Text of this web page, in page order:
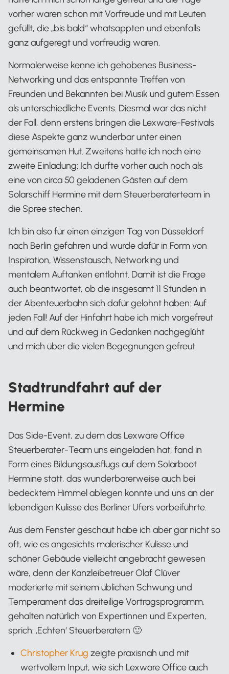
vorher waren schon mit Vorfreude und mit Leuten
gefüllt, die „bis bald“ whatsappten und ebenfalls
ganz aufgeregt und vorfreudig waren.
Normalerweise kenne ich gehobenes Business-
Networking und das entspannte Treffen von
Freunden und Bekannten bei Musik und gutem Essen
als unterschiedliche Events. Diesmal war das nicht
der Fall, denn erstens bringen die Lexware-Festivals
diese Aspekte ganz wunderbar unter einen
gemeinsamen Hut. Zweitens hatte ich noch eine
zweite Einladung: Ich durfte vorher auch noch als
eine von circa 50 geladenen Gästen auf dem
Solarschiff Hermine mit dem Steuerberaterteam in
die Spree stechen.
Ich bin also für einen einzigen Tag von Düsseldorf
nach Berlin gefahren und wurde dafür in Form von
Inspiration, Wissenstausch, Networking und
mentalem Auftanken entlohnt. Damit ist die Frage
auch beantwortet, ob die insgesamt 11 Stunden in
der Abenteuerbahn sich dafür gelohnt haben: Auf
jeden Fall! Auf der Hinfahrt habe ich mich vorgefreut
und auf dem Rückweg in Gedanken nachgeglüht
und mich über die vielen Begegnungen gefreut.
Stadtrundfahrt auf der
Hermine
Das Side-Event, zu dem das Lexware Office
Steuerberater-Team uns eingeladen hat, fand in
Form eines Bildungsausflugs auf dem Solarboot
Hermine statt, das wunderbarerweise auch bei
bedecktem Himmel ablegen konnte und uns an der
lebendigen Kulisse des Berliner Ufers vorbeiführte.
Aus dem Fenster geschaut habe ich aber gar nicht so
oft, wie es angesichts malerischer Kulisse und
schöner Gebäude vielleicht angebracht gewesen
wäre, denn der Kanzleibetreuer Olaf Clüver
moderierte mit seinem üblichen Schwung und
Temperament das dreiteilige Vortragsprogramm,
gehalten natürlich von Expertinnen und Experten,
sprich: ‚Echten‘ Steuerberatern 🙂
Christopher Krug zeigte praxisnah und mit
wertvollem Input, wie sich Lexware Office auch